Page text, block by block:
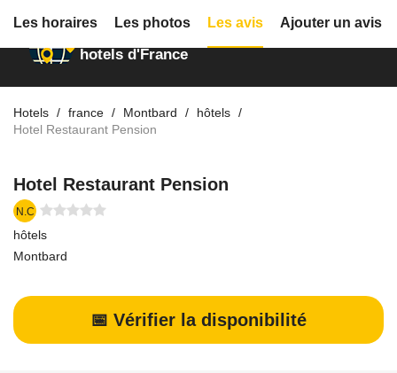
Annuaire des
hotels d'France
Hotels france Montbard
hôtels
Hotel Restaurant Pension
Hotel Restaurant Pension
N.C
hôtels
Montbard
📅 Vérifier la disponibilité
Les horaires Les photos Les avis Ajouter un avis